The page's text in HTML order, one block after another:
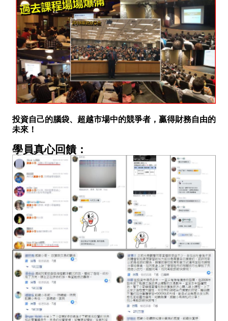
投資自己的腦袋、超越市場中的競爭者，贏得財務自由的
未來！
學員真心回饋：